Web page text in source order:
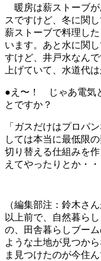
暖房は薪ストーブが
スですけど、冬に関
薪ストーブで料理し
います。あと水に関
すけど、井戸水なん
上げていて、水道代
●え〜！ じゃあ電気
とですか？
「ガスだけはプロパ
しては本当に最低限
切り替える仕組みを
えてやったりとか・・
（編集部注：鈴木さ
以上前で、自然暮ら
の、田舎暮らしブー
ような土地が見つか
ま見つけたのが今住